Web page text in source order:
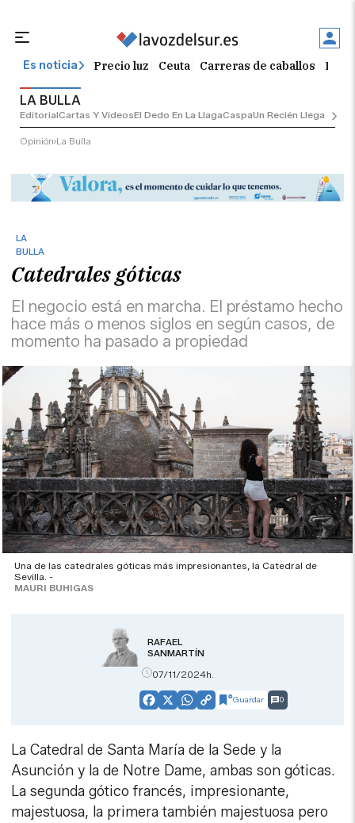
Es noticia Precio luz Ceuta Carreras de caballos
LA BULLA
EditorialCartas Y VídeosEl Dedo En La LlagaCaspaUn Recién Llegado
Opinión La Bulla
LA
BULLA
Catedrales góticas
El negocio está en marcha. El préstamo hecho
hace más o menos siglos en según casos, de
momento ha pasado a propiedad
Una de las catedrales góticas más impresionantes, la Catedral de
Sevilla. -
MAURI BUHIGAS
RAFAEL
SANMARTÍN
07/11/2024h.
Facebook
X WhatsApp
CopyGuardar 0
La Catedral de Santa María de la Sede y la
Asunción y la de Notre Dame, ambas son góticas.
La segunda gótico francés, impresionante,
majestuosa, la primera también majestuosa pero